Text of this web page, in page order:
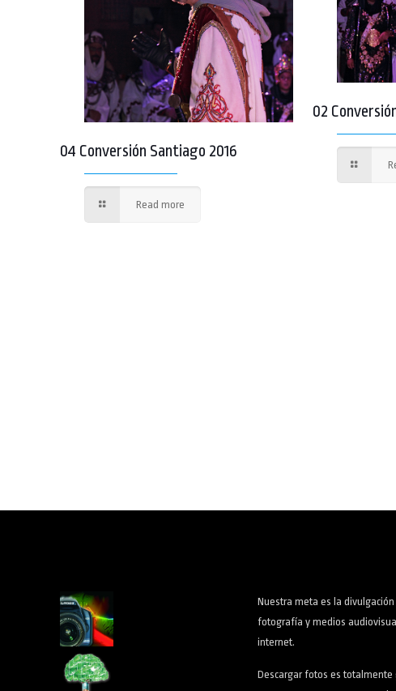
04 Conversión Santiago 2016
Read more
02
Nuestra meta es la
fotografía y medios
internet.
Descargar fotos es totalmente